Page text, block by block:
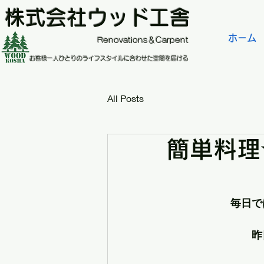
ホーム
株式会社ウッド工舎
​Renovations＆Carpent
お客様一人ひとりのライフスタイルに合わせた空間を届ける
All Posts
簡単料
毎日